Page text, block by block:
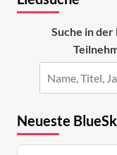
Suche in
Neueste